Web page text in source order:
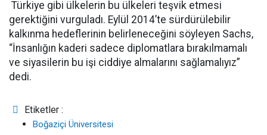
Türkiye gibi ülkelerin bu ülkeleri teşvik etmesi
gerektiğini vurguladı. Eylül 2014’te sürdürülebilir
kalkınma hedeflerinin belirleneceğini söyleyen Sachs,
“İnsanlığın kaderi sadece diplomatlara bırakılmamalı
ve siyasilerin bu işi ciddiye almalarını sağlamalıyız”
dedi.
Etiketler :
Boğaziçi Üniversitesi